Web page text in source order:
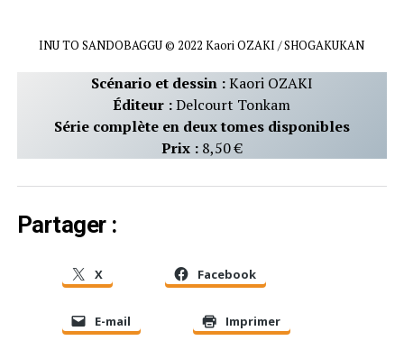
INU TO SANDOBAGGU © 2022 Kaori OZAKI / SHOGAKUKAN
Scénario et dessin :Kaori OZAKI
Éditeur :Delcourt Tonkam
Série complète en deux tomes disponibles
Prix :8,50 €
Partager :
X Facebook
E-mail Imprimer